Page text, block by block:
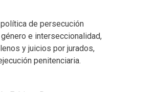
de persecución
e interseccionalidad,
y juicios por jurados,
penitenciaria.